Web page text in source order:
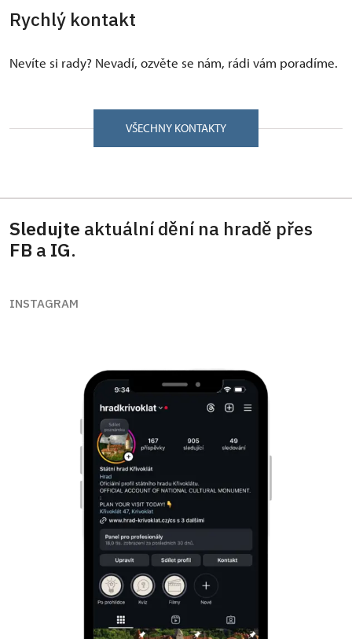
Rychlý kontakt
Nevíte si rady? Nevadí, ozvěte se nám, rádi vám poradíme.
VŠECHNY KONTAKTY
Sledujte aktuální dění na hradě přes
FB a IG.
INSTAGRAM